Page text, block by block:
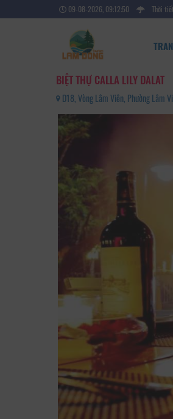
09-08-2026, 09:12:52 Thời tiết
BIỆT THỰ CALLA LILY DALAT
D18, Vòng Lâm Viên, Phường